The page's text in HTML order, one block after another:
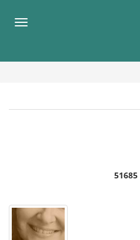
قائمة
51685